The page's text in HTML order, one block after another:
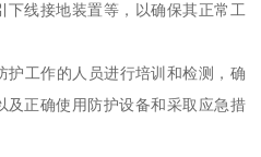
下线接地装置等，以确保其正常工
护工作的人员进行培训和检测，确
及正确使用防护设备和采取应急措